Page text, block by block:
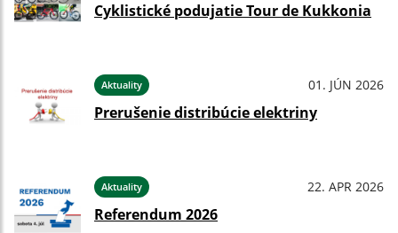
Cyklistické podujatie Tour de Kukkonia
Aktuality 01. JÚN 2026
Prerušenie distribúcie elektriny
Aktuality 22. APR 2026
Referendum 2026